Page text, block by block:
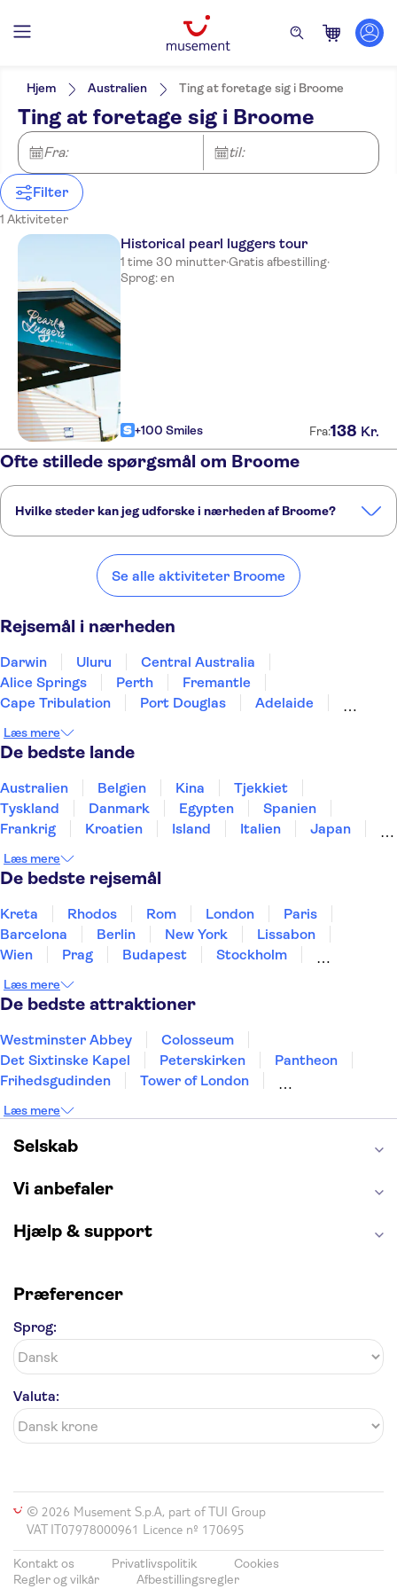
Filters
NO-PICKUP
Alternativer
Lokalt særpræg
Gratis aflysning
Øjeblikkelig bekræftelse
Udflugter & dagsture
Aktivitetssprog
Hjem Australien Ting at foretage sig i Broome
Ting at foretage sig i Broome
Fra: til:
Filter
1 Aktiviteter
Historical pearl luggers tour
1 time 30 minutter·Gratis afbestilling·
Sprog: en
+100 Smiles Fra:138 Kr.
Ofte stillede spørgsmål om Broome
Hvilke steder kan jeg udforske i nærheden af Broome?
Perth
Se alle aktiviteter Broome
Rejsemål i nærheden
Darwin Uluru
Central Australia
Alice Springs
Perth
Fremantle
Cape Tribulation
Port Douglas
Adelaide
Melbourne
Hunter Valley
Læs mere
De bedste lande
Australien Belgien Kina
Tjekkiet
Tyskland
Danmark Egypten
Spanien
Frankrig
Kroatien Island Italien
Japan
Thailand
Tyrkiet
Læs mere
De bedste rejsemål
Kreta Rhodos Rom London
Paris
Barcelona
Berlin New York
Lissabon
Wien
Prag Budapest
Stockholm
Aarhus
Helsingborg
Læs mere
De bedste attraktioner
Westminster Abbey
Colosseum
Det Sixtinske Kapel
Peterskirken
Pantheon
Frihedsgudinden
Tower of London
Burj Khalifa
Keukenhof
Alcatraz
Elbphilharmonie
Harry Potter Studios
Læs mere
Selskab
Vi anbefaler
Hjælp & support
Præferencer
Sprog:
Valuta:
© 2026 Musement S.p.A, part of TUI Group
VAT IT07978000961 Licence nº 170695
Kontakt os Privatlivspolitik
Cookies
Regler og vilkår
Afbestillingsregler